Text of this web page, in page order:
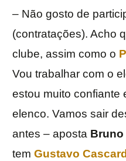
– Não gosto de
(contratações). Acho
clube, assim como o
Vou trabalhar com o
estou muito confiante
elenco. Vamos sair
antes – aposta Bruno
tem Gustavo